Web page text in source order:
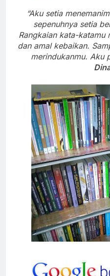
“Aku setia
sepenuhnya setia
Rangkaian kata-katamu
dan amal kebaikan.
merindukanmu. Aku